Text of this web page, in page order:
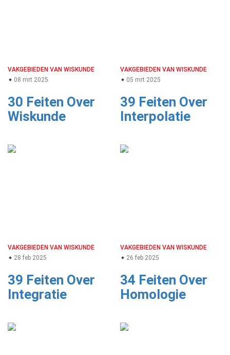
VAKGEBIEDEN VAN WISKUNDE
08 mrt 2025
30 Feiten Over
Wiskunde
VAKGEBIEDEN VAN WISKUNDE
05 mrt 2025
39 Feiten Over
Interpolatie
VAKGEBIEDEN VAN WISKUNDE
28 feb 2025
39 Feiten Over
Integratie
VAKGEBIEDEN VAN WISKUNDE
26 feb 2025
34 Feiten Over
Homologie